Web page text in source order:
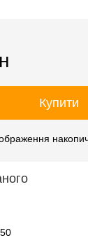
Купити
50